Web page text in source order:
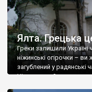
Ялта. Грецька
Греки залишили
ніжинські огірочки – ви
загублений у радянські
Ніжин греки?